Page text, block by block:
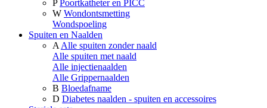
P Poortkatheter en PICC
W Wondontsmetting
Wondspoeling
Spuiten en Naalden
A Alle spuiten zonder naald
Alle spuiten met naald
Alle injectienaalden
Alle Grippernaalden
B Bloedafname
D Diabetes naalden - spuiten en accessoires